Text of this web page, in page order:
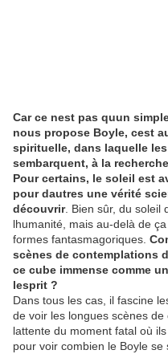
Car ce nest pas quun
nous propose Boyle, cest
spirituelle, dans laquelle
sembarquent, à la
Pour certains, le soleil est
pour dautres une vérité
découvrir. Bien sûr, du soleil
lhumanité, mais au-delà de
formes fantasmagoriques.
scènes de contemplations
ce cube immense comme
lesprit ?
Dans tous les cas, il fascine
de voir les longues scènes de
lattente du moment fatal où
pour voir combien le Boyle